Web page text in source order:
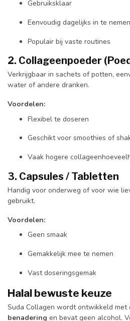
Gebruiksklaar
Eenvoudig dagelijks in te nemen
Populair bij vaste routines
2. Collageenpoeder
Verkrijgbaar in sachets of potten,
water of andere dranken.
Voordelen:
Flexibel te doseren
Geschikt voor smoothies of
Vaak hogere
3. Capsules / Tabletten
Handig voor onderweg of voor wie
gebruikt.
Voordelen:
Geen smaak
Gemakkelijk mee te nemen
Vast doseringsgemak
Halal bewuste keuze
Suda Collagen wordt ontwikkeld met
benadering en bevat geen alcohol.